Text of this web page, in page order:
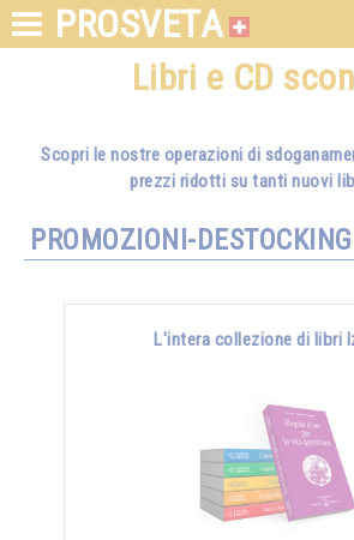
PROSVETA
Libri e CD
Scopri le nostre operazioni di
prezzi ridotti su tanti nuovi
PROMOZIONI-DESTOCKING
L'intera collezione di libri